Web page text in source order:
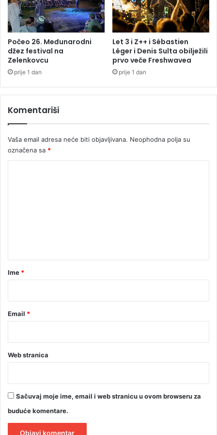
n
a
F
l
o
r
Počeo 26. Međunarodni
džez festival na
Zelenkovcu
prije 1 dan
Let 3 i Z++ i Sébastien
Léger i Denis Sulta obilježili
prvo veče Freshwavea
prije 1 dan
Komentariši
Vaša email adresa neće biti objavljivana. Neophodna polja su
označena sa *
r
Ime *
Email *
Web stranica
Sačuvaj moje ime, email i web stranicu u ovom browseru za
buduće komentare.